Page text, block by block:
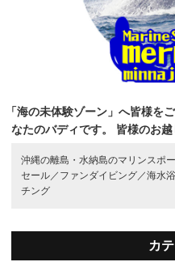
「海の未体験ゾーン」へ皆様を
なたのバディです。
皆様のお越
沖縄の離島・水納島のマリンスポ
セール／ ファンダイビング／海水
チング
カ